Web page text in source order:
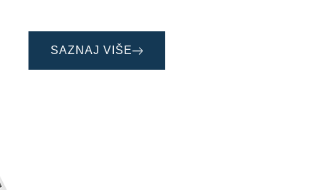
SAZNAJ VIŠE